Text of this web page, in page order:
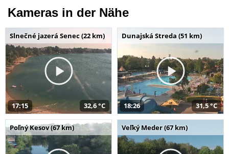
Kameras in der Nähe
Slnečné jazerá Senec (22 km)
17:15 32,6 °C
Dunajská Streda (51 km)
18:26 31,5 °C
Poľný Kesov (67 km) Veľký Meder (67 km)